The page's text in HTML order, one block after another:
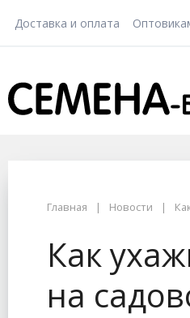
Доставка и оплата
Главная Новости
Как
на